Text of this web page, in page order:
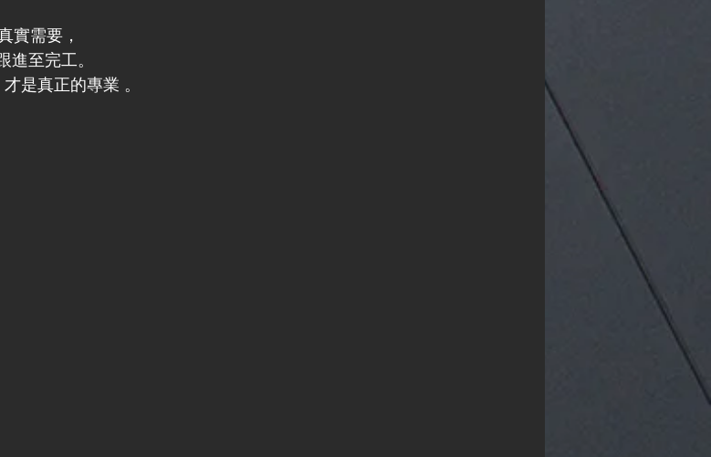
實需要，
至完工。
是真正的專業 。